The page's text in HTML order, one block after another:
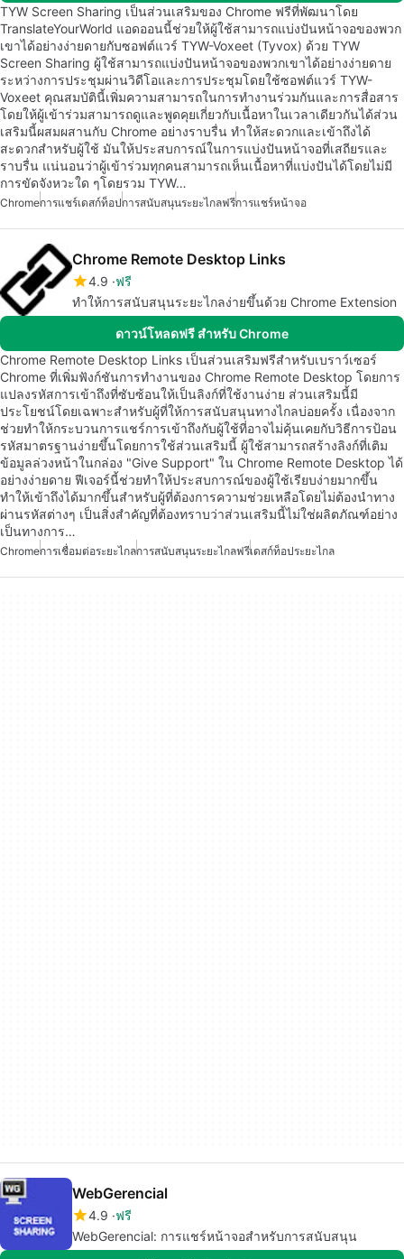
TYW Screen Sharing เป็นส่วนเสริมของ Chrome ฟรีที่พัฒนาโดย
TranslateYourWorld แอดออนนี้ช่วยให้ผู้ใช้สามารถแบ่งปันหน้าจอของพวก
เขาได้อย่างง่ายดายกับซอฟต์แวร์ TYW-Voxeet (Tyvox) ด้วย TYW
Screen Sharing ผู้ใช้สามารถแบ่งปันหน้าจอของพวกเขาได้อย่างง่ายดาย
ระหว่างการประชุมผ่านวิดีโอและการประชุมโดยใช้ซอฟต์แวร์ TYW-
Voxeet คุณสมบัตินี้เพิ่มความสามารถในการทำงานร่วมกันและการสื่อสาร
โดยให้ผู้เข้าร่วมสามารถดูและพูดคุยเกี่ยวกับเนื้อหาในเวลาเดียวกันได้ส่วน
เสริมนี้ผสมผสานกับ Chrome อย่างราบรื่น ทำให้สะดวกและเข้าถึงได้
สะดวกสำหรับผู้ใช้ มันให้ประสบการณ์ในการแบ่งปันหน้าจอที่เสถียรและ
ราบรื่น แน่นอนว่าผู้เข้าร่วมทุกคนสามารถเห็นเนื้อหาที่แบ่งปันได้โดยไม่มี
การขัดจังหวะใด ๆโดยรวม TYW…
Chromeการแชร์เดสก์ท็อปการสนับสนุนระยะไกลฟรีการแชร์หน้าจอ
Chrome Remote Desktop Links
4.9 ฟรี
ทำให้การสนับสนุนระยะไกลง่ายขึ้นด้วย Chrome Extension
ดาวน์โหลดฟรี สำหรับ Chrome
Chrome Remote Desktop Links เป็นส่วนเสริมฟรีสำหรับเบราว์เซอร์
Chrome ที่เพิ่มฟังก์ชันการทำงานของ Chrome Remote Desktop โดยการ
แปลงรหัสการเข้าถึงที่ซับซ้อนให้เป็นลิงก์ที่ใช้งานง่าย ส่วนเสริมนี้มี
ประโยชน์โดยเฉพาะสำหรับผู้ที่ให้การสนับสนุนทางไกลบ่อยครั้ง เนื่องจาก
ช่วยทำให้กระบวนการแชร์การเข้าถึงกับผู้ใช้ที่อาจไม่คุ้นเคยกับวิธีการป้อน
รหัสมาตรฐานง่ายขึ้นโดยการใช้ส่วนเสริมนี้ ผู้ใช้สามารถสร้างลิงก์ที่เติม
ข้อมูลล่วงหน้าในกล่อง "Give Support" ใน Chrome Remote Desktop ได้
อย่างง่ายดาย ฟีเจอร์นี้ช่วยทำให้ประสบการณ์ของผู้ใช้เรียบง่ายมากขึ้น
ทำให้เข้าถึงได้มากขึ้นสำหรับผู้ที่ต้องการความช่วยเหลือโดยไม่ต้องนำทาง
ผ่านรหัสต่างๆ เป็นสิ่งสำคัญที่ต้องทราบว่าส่วนเสริมนี้ไม่ใช่ผลิตภัณฑ์อย่าง
เป็นทางการ…
Chromeการเชื่อมต่อระยะไกลการสนับสนุนระยะไกลฟรีเดสก์ท็อประยะไกล
WebGerencial
4.9 ฟรี
WebGerencial: การแชร์หน้าจอสำหรับการสนับสนุน